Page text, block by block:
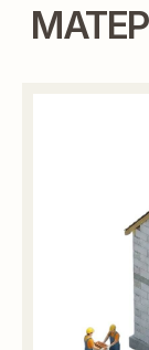
Проекты
Построенные